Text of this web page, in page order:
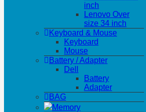
inch
Lenovo Over
size 34 inch
Keyboard & Mouse
Keyboard
Mouse
Battery / Adapter
Dell
Battery
Adapter
BAG
Memory